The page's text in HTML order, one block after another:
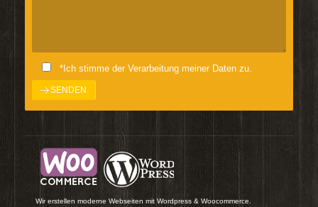
*Ich stimme der Verarbeitung meiner Daten zu.
Wir erstellen moderne Webseiten mit Wordpress & Woocommerce.